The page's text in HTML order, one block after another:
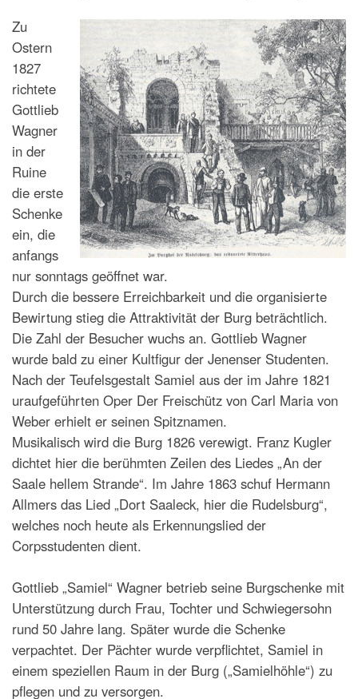
Zu
Ostern
1827
richtete
Gottlieb
Wagner
in der
Ruine
die erste
Schenke
ein, die
anfangs
nur sonntags geöffnet war.
Durch die bessere Erreichbarkeit und die organisierte
Bewirtung stieg die Attraktivität der Burg beträchtlich.
Die Zahl der Besucher wuchs an. Gottlieb Wagner
wurde bald zu einer Kultfigur der Jenenser Studenten.
Nach der Teufelsgestalt Samiel aus der im Jahre 1821
uraufgeführten Oper Der Freischütz von Carl Maria von
Weber erhielt er seinen Spitznamen.
Musikalisch wird die Burg 1826 verewigt. Franz Kugler
dichtet hier die berühmten Zeilen des Liedes „An der
Saale hellem Strande“. Im Jahre 1863 schuf Hermann
Allmers das Lied „Dort Saaleck, hier die Rudelsburg“,
welches noch heute als Erkennungslied der
Corpsstudenten dient.
Gottlieb „Samiel“ Wagner betrieb seine Burgschenke mit
Unterstützung durch Frau, Tochter und Schwiegersohn
rund 50 Jahre lang. Später wurde die Schenke
verpachtet. Der Pächter wurde verpflichtet, Samiel in
einem speziellen Raum in der Burg („Samielhöhle“) zu
pflegen und zu versorgen.